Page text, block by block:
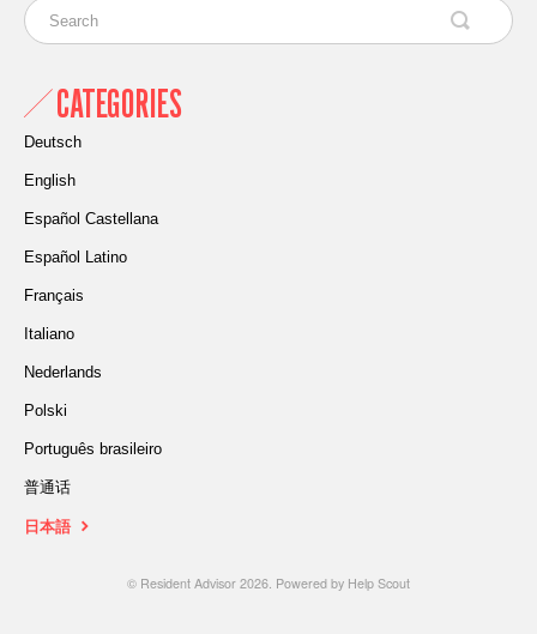
CATEGORIES
Deutsch
English
Español Castellana
Español Latino
Français
Italiano
Nederlands
Polski
Português brasileiro
普通话
日本語
© Resident Advisor 2026. Powered by Help Scout